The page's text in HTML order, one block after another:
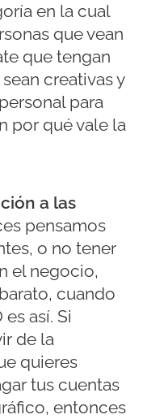
en la cual
que vean
que tengan
creativas y
para
por qué vale la
a las
pensamos
o no tener
el negocio,
cuando
así. Si
de la
quieres
tus cuentas
entonces